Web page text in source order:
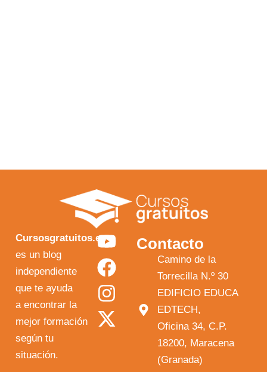
Cursosgratuitos.es
es un blog
independiente
que te ayuda
a encontrar la
mejor formación
según tu
situación.
Y
o
u
t
u
F
a
c
e
b
I
n
s
t
a
X
-
t
w
i
Contacto
Camino de la
Torrecilla N.º 30
EDIFICIO EDUCA
EDTECH,
Oficina 34, C.P.
18200, Maracena
(Granada)